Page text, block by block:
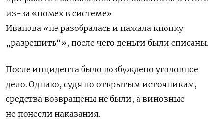
из-за «помех в системе»
Иванова «не разобралась и нажала кнопку
„разрешить“», после чего деньги были списаны.
После инцидента было возбуждено уголовное
дело. Однако, судя по открытым источникам,
средства возвращены не были, а виновные
не понесли наказания.